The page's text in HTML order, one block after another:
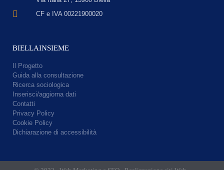
CF e IVA 00221900020
BIELLAINSIEME
Il Progetto
Guida alla consultazione
Ricerca sociologica
Inserisci/aggiorna dati
Contatti
Privacy Policy
Cookie Policy
Dichiarazione di accessibilità